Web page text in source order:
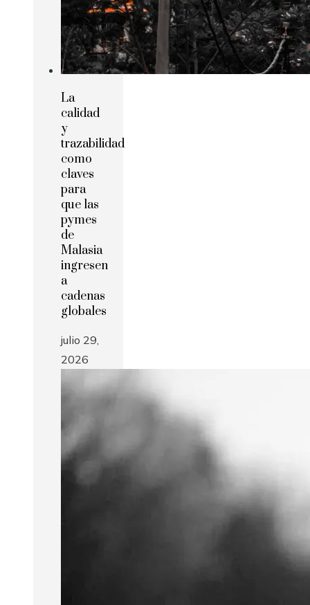
La
calidad
y
trazabilidad
como
claves
para
que las
pymes
de
Malasia
ingresen
a
cadenas
globales
julio 29,
2026